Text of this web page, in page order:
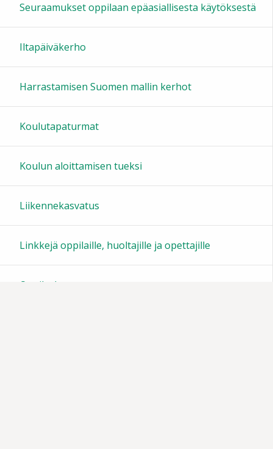
20:00
21:00
Seuraamukset oppilaan epäasiallisesta käytöksestä
Iltapäiväkerho
Harrastamisen Suomen mallin kerhot
Koulutapaturmat
Koulun aloittamisen tueksi
Liikennekasvatus
Linkkejä oppilaille, huoltajille ja opettajille
Oppilaskunta